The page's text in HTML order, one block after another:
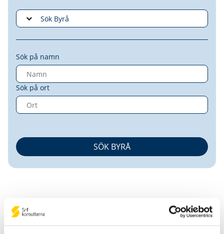
Sök på namn
Sök på ort